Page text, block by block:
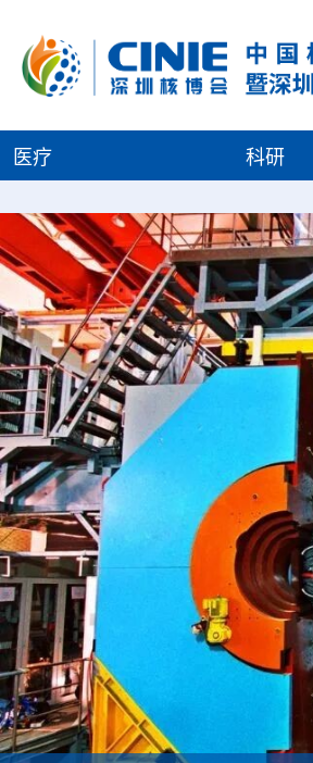
医疗 科研